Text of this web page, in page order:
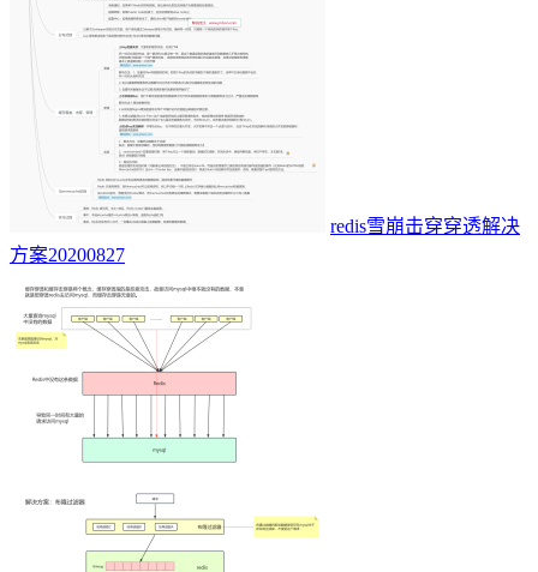
redis雪崩击穿穿透解决
方案20200827